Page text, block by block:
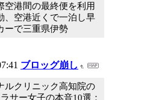
空港間の最終便を利用
、空港近くで一泊し早
ーで三重県伊勢
ブロッグ崩し
ルクリニック高知院の
サー女子の本音10選：